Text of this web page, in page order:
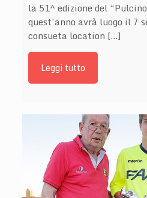
la 51^ edizione del
quest’anno avrà luogo il 7
consueta location […]
Leggi tutto